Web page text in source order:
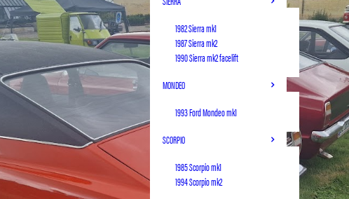
1982 Sierra mk1
1987 Sierra mk2
1990 Sierra mk2 facelift
MONDEO
1993 Ford Mondeo mk1
SCORPIO
1985 Scorpio mk1
1994 Scorpio mk2